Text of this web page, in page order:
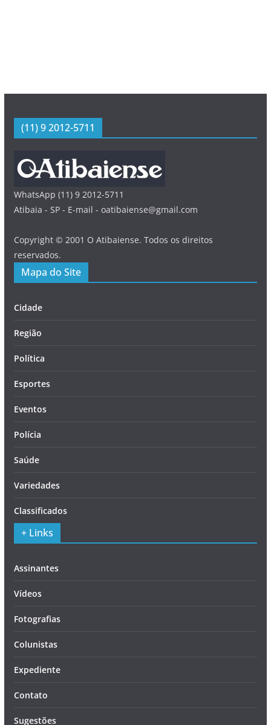
(11) 9 2012-5711
WhatsApp (11) 9 2012-5711
Atibaia - SP - E-mail - oatibaiense@gmail.com
Copyright © 2001 O Atibaiense. Todos os direitos
reservados.
Mapa do Site
Cidade
Região
Política
Esportes
Eventos
Polícia
Saúde
Variedades
Classificados
+ Links
Assinantes
Vídeos
Fotografias
Colunistas
Expediente
Contato
Sugestões